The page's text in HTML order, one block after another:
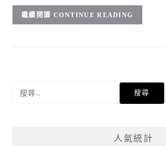
CONTINUE READING
人氣統計